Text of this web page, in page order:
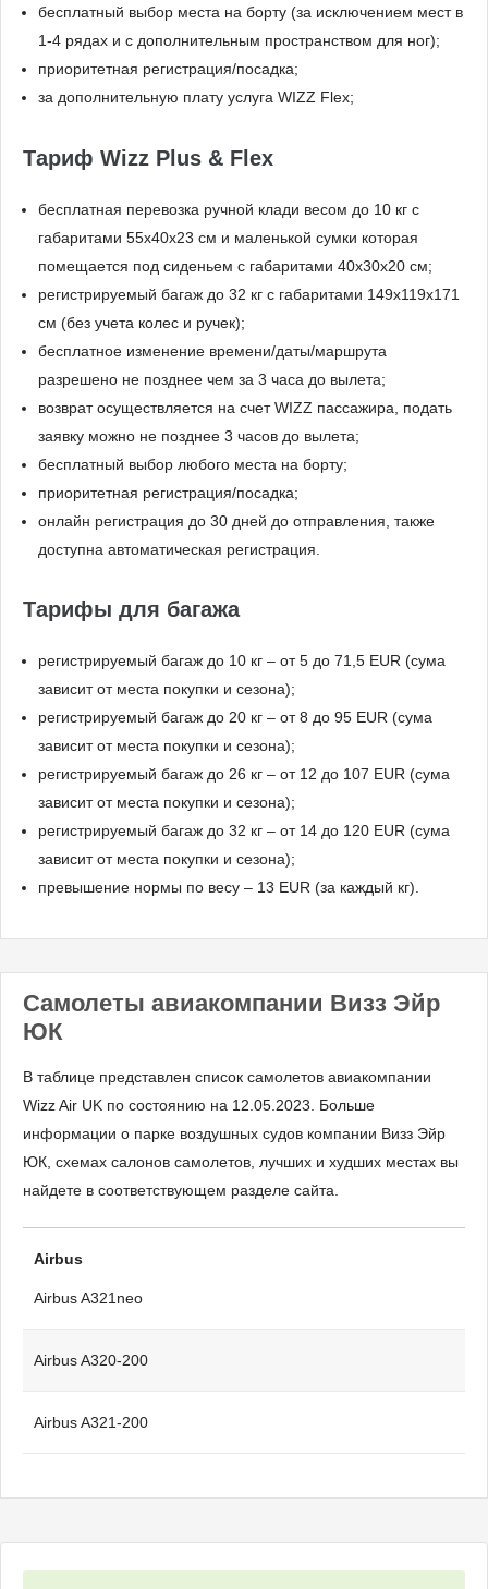
бесплатный выбор места на борту (за исключением мест в
1-4 рядах и с дополнительным пространством для ног);
приоритетная регистрация/посадка;
за дополнительную плату услуга WIZZ Flex;
Тариф Wizz Plus & Flex
бесплатная перевозка ручной клади весом до 10 кг с
габаритами 55х40х23 см и маленькой сумки которая
помещается под сиденьем с габаритами 40x30x20 см;
регистрируемый багаж до 32 кг с габаритами 149x119x171
см (без учета колес и ручек);
бесплатное изменение времени/даты/маршрута
разрешено не позднее чем за 3 часа до вылета;
возврат осуществляется на счет WIZZ пассажира, подать
заявку можно не позднее 3 часов до вылета;
бесплатный выбор любого места на борту;
приоритетная регистрация/посадка;
онлайн регистрация до 30 дней до отправления, также
доступна автоматическая регистрация.
Тарифы для багажа
регистрируемый багаж до 10 кг – от 5 до 71,5 EUR (сума
зависит от места покупки и сезона);
регистрируемый багаж до 20 кг – от 8 до 95 EUR (сума
зависит от места покупки и сезона);
регистрируемый багаж до 26 кг – от 12 до 107 EUR (сума
зависит от места покупки и сезона);
регистрируемый багаж до 32 кг – от 14 до 120 EUR (сума
зависит от места покупки и сезона);
превышение нормы по весу – 13 EUR (за каждый кг).
Самолеты авиакомпании Визз Эйр
ЮК
В таблице представлен список самолетов авиакомпании
Wizz Air UK по состоянию на 12.05.2023. Больше
информации о парке воздушных судов компании Визз Эйр
ЮК, схемах салонов самолетов, лучших и худших местах вы
найдете в соответствующем разделе сайта.
Airbus
Airbus A321neo
Airbus A320-200
Airbus A321-200